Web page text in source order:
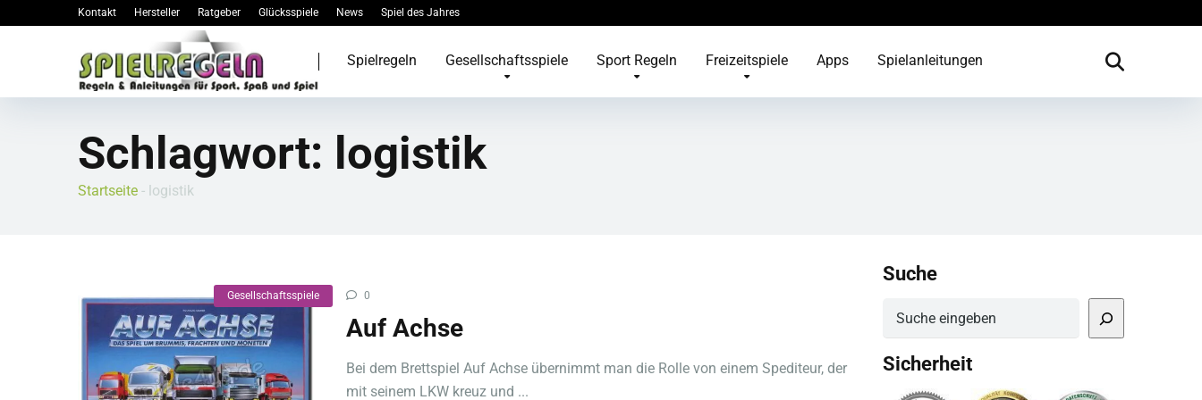
Kontakt Hersteller Ratgeber Glücksspiele News Spiel des Jahres
Spielregeln Gesellschaftsspiele Sport Regeln Freizeitspiele Apps Spielanleitungen
Schlagwort: logistik
Startseite - logistik
Gesellschaftsspiele 0
Auf Achse
Bei dem Brettspiel Auf Achse übernimmt man die Rolle von einem Spediteur, der
mit seinem LKW kreuz und ...
Suche
Sicherheit